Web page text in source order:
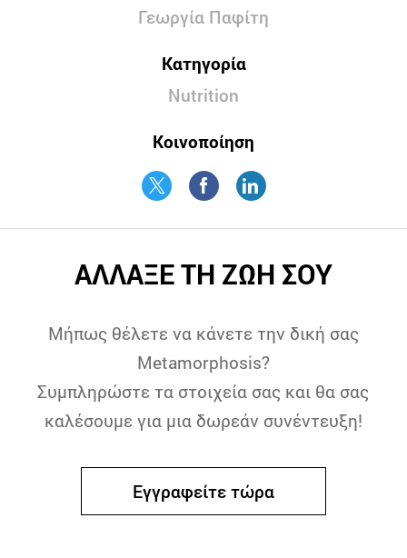
Γεωργία Παφίτη
Κατηγορία
Nutrition
Κοινοποίηση
ΑΛΛΑΞΕ ΤΗ ΖΩΗ ΣΟΥ
Μήπως θέλετε να κάνετε την δική σας
Metamorphosis?
Συμπληρώστε τα στοιχεία σας και θα σας
καλέσουμε για μια δωρεάν συνέντευξη!
Εγγραφείτε τώρα